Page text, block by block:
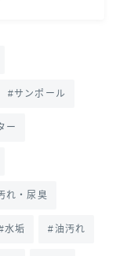
サンポール
ー
れ・尿臭
水垢 油汚れ